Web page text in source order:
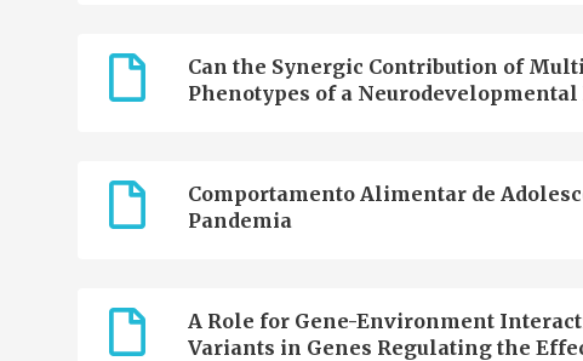
Can the Synergic Contribution of
Phenotypes of a Neurodevelopmental
Comportamento Alimentar de
Pandemia
A Role for Gene-Environment
Variants in Genes Regulating the